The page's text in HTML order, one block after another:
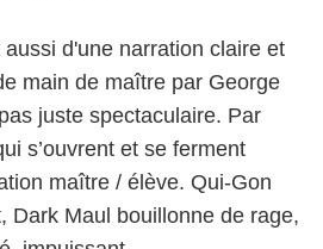
d'une narration claire et
main de maître par George
juste spectaculaire. Par
s’ouvrent et se ferment
maître / élève. Qui-Gon
Dark Maul bouillonne de rage,